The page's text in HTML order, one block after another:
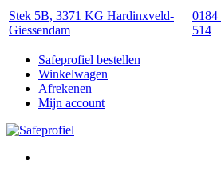
Stek 5B, 3371 KG Hardinxveld-
Giessendam
0184
514
Safeprofiel bestellen
Winkelwagen
Afrekenen
Mijn account